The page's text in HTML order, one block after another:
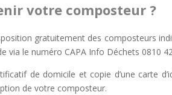
votre composteur ?
gratuitement des composteurs
via le numéro CAPA Info Déchets 0810
de domicile et copie d’une carte
de votre composteur.